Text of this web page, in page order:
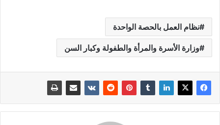
نظام العمل بالحصة الواحدة
وزارة الأسرة والمرأة والطفولة وكبار السن